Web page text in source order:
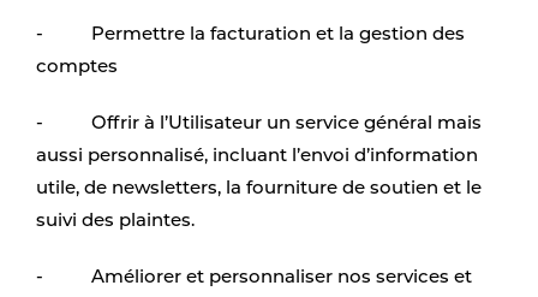
- Permettre la facturation et la gestion des
comptes
- Offrir à l’Utilisateur un service général mais
aussi personnalisé, incluant l’envoi d’information
utile, de newsletters, la fourniture de soutien et le
suivi des plaintes.
- Améliorer et personnaliser nos services et